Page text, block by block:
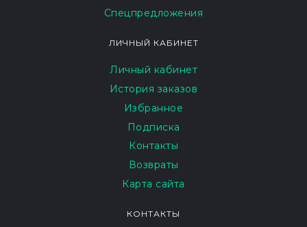
Спецпредложения
ЛИЧНЫЙ КАБИНЕТ
Личный кабинет
История заказов
Избранное
Подписка
Контакты
Возвраты
Карта сайта
КОНТАКТЫ